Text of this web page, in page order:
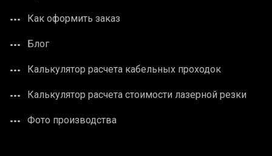
Как оформить заказ
Блог
Калькулятор расчета кабельных проходок
Калькулятор расчета стоимости лазерной резки
Фото производства